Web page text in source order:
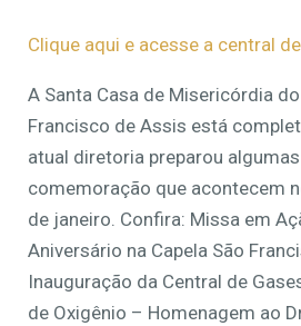
Clique aqui e acesse a central
A Santa Casa de Misericórdia
Francisco de Assis está
atual diretoria preparou
comemoração que acontecem
de janeiro. Confira: Missa em
Aniversário na Capela São
Inauguração da Central de
de Oxigênio – Homenagem ao